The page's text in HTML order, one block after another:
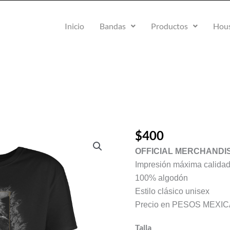
Inicio Bandas Productos
$400
OFFICIAL
Impresión máxima
100% algodón
Estilo clásico unisex
Precio en PESOS
Talla
Los
Males
del
Mundo
·
Descent
death